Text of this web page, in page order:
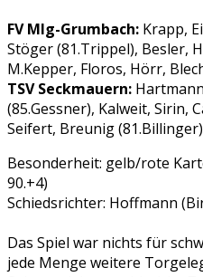
FV Mlg-Grumbach: Krapp,
Stöger (81.Trippel), Besler,
M.Kepper, Floros, Hörr,
TSV Seckmauern:
(85.Gessner), Kalweit, Sirin,
Seifert, Breunig
Besonderheit: gelb/rote
90.+4)
Schiedsrichter: Hoffmann
Das Spiel war nichts für
jede Menge weitere